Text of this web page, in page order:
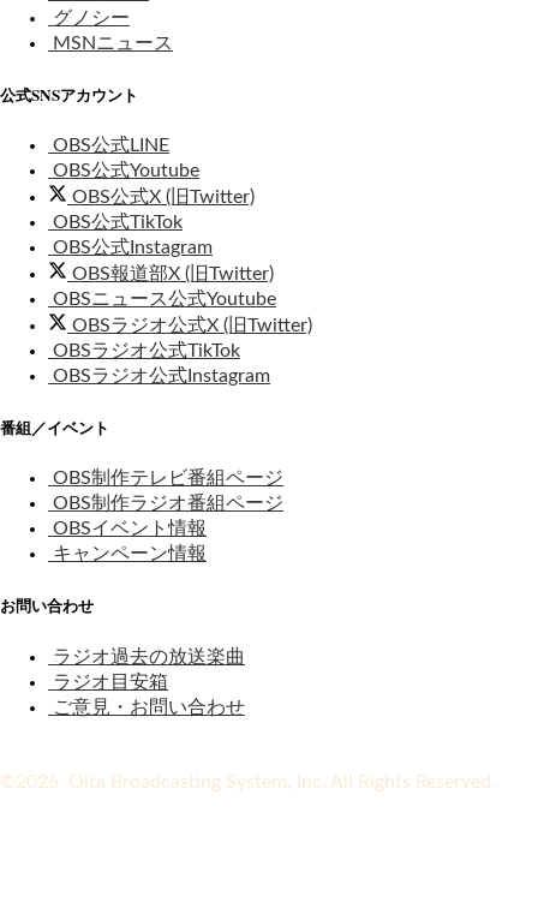
グノシー
MSNニュース
公式SNSアカウント
OBS公式LINE
OBS公式Youtube
OBS公式X (旧Twitter)
OBS公式TikTok
OBS公式Instagram
OBS報道部X (旧Twitter)
OBSニュース公式Youtube
OBSラジオ公式X (旧Twitter)
OBSラジオ公式TikTok
OBSラジオ公式Instagram
番組／イベント
OBS制作テレビ番組ページ
OBS制作ラジオ番組ページ
OBSイベント情報
キャンペーン情報
お問い合わせ
ラジオ過去の放送楽曲
ラジオ目安箱
ご意見・お問い合わせ
©2026 Oita Broadcasting System, Inc. All Rights Reserved.